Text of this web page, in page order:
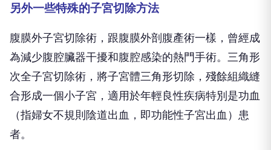
另外一些特殊的子宮切除方法
腹膜外子宮切除術，跟腹膜外剖腹產術一樣，曾經成
為減少腹腔臟器干擾和腹腔感染的熱門手術。三角形
次全子宮切除術，將子宮體三角形切除，殘餘組織縫
合形成一個小子宮，適用於年輕良性疾病特別是功血
（指婦女不規則陰道出血，即功能性子宮出血）患
者。